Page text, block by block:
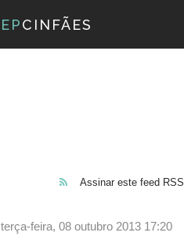
EPCINFÃES
Assinar este feed RSS
terça-feira, 08 outubro 2013 17:20